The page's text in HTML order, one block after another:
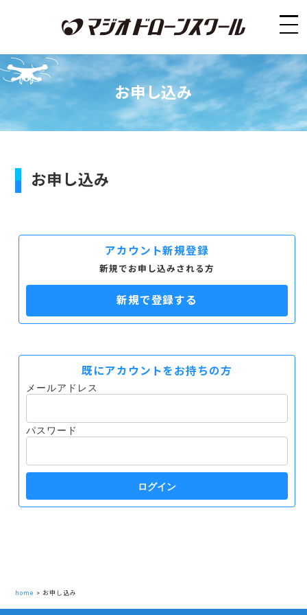
お申し込み
お申し込み
アカウント新規登録
新規でお申し込みされる方
新規で登録する
既にアカウントをお持ちの方
メールアドレス
パスワード
ログイン
home > お申し込み